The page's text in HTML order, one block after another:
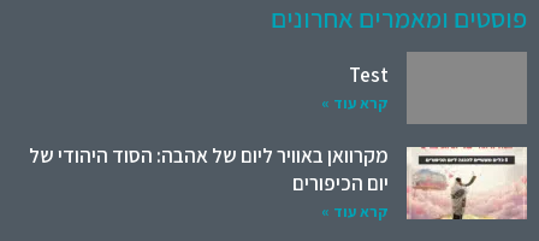
פוסטים ומאמרים אחרונים
Test
קרא עוד »
מקרוואן באוויר ליום של אהבה: הסוד היהודי של
יום הכיפורים
קרא עוד »